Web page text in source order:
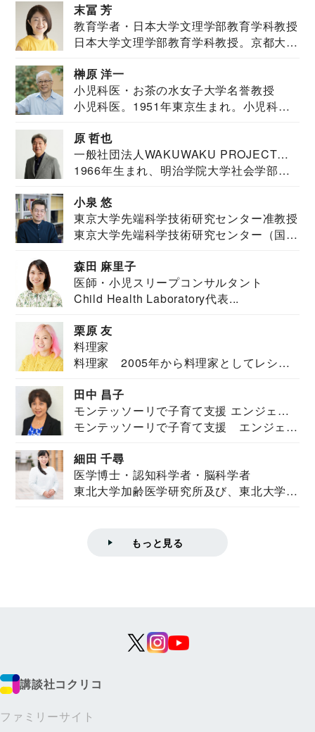
末冨 芳
教育学者・日本大学文理学部教育学科教授
日本大学文理学部教育学科教授。京都大学
榊原 洋一
小児科医・お茶の水女子大学名誉教授
小児科医。1951年東京生まれ。小児科
原 哲也
一般社団法人WAKUWAKU PROJECT
JAPAN代表・言語聴覚士・社会福祉士
1966年生まれ、明治学院大学社会学部福
小泉 悠
東京大学先端科学技術研究センター准教授
東京大学先端科学技術研究センター（国際
森田 麻里子
医師・小児スリープコンサルタント
Child Health Laboratory代表...
栗原 友
料理家
料理家 2005年から料理家としてレシピ
田中 昌子
モンテッソーリで子育て支援 エンジェル
ズハウス研究所所長
モンテッソーリで子育て支援 エンジェル
細田 千尋
医学博士・認知科学者・脳科学者
東北大学加齢医学研究所及び、東北大学大
もっと見る
講談社コクリコ
ファミリーサイト